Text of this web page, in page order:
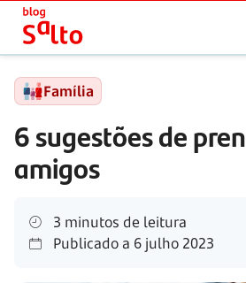
Salto
Família
6 sugestões de
amigos
3 minutos de leitura
Publicado a 6 julho 2023